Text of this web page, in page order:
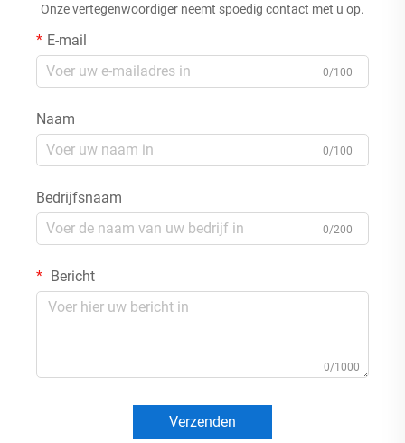
Onze vertegenwoordiger neemt spoedig contact met u op.
E-mail
0/100
Naam
0/100
Bedrijfsnaam
0/200
Bericht
0/1000
Verzenden